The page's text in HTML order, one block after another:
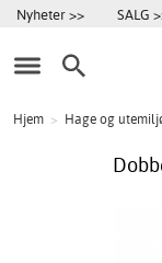
Nyheter >> SALG
Hjem > Hage og